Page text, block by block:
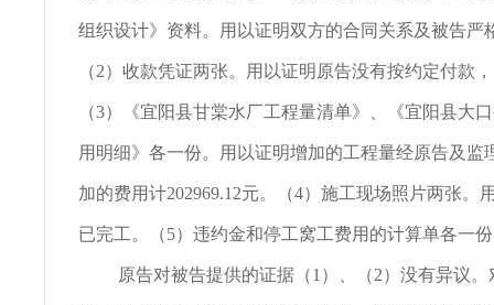
组织设计》资料。用以证明双方的合同关系及被告严
（2）收款凭证两张。用以证明原告没有按约定付款
（3）《宜阳县甘棠水厂工程量清单》、《宜阳县大
用明细》各一份。用以证明增加的工程量经原告及监
加的费用计202969.12元。（4）施工现场照片两张。
已完工。（5）违约金和停工窝工费用的计算单各一
原告对被告提供的证据（1）、（2）没有异议